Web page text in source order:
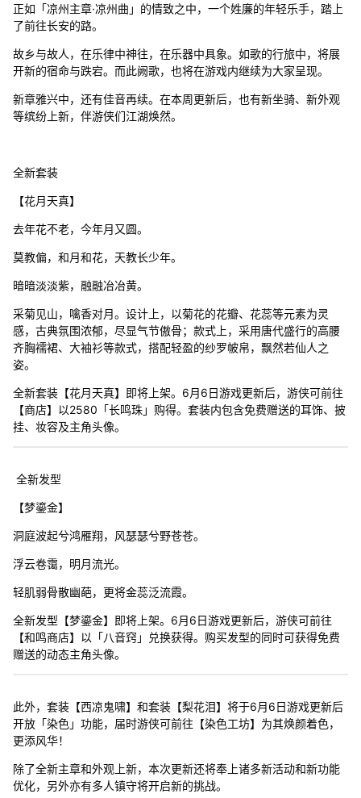
正如「凉州主章·凉州曲」的情致之中，一个姓廉的年轻乐手，踏上
了前往长安的路。
故乡与故人，在乐律中神往，在乐器中具象。如歌的行旅中，将展
开新的宿命与跌宕。而此阙歌，也将在游戏内继续为大家呈现。
新章雅兴中，还有佳音再续。在本周更新后，也有新坐骑、新外观
等缤纷上新，伴游侠们江湖焕然。
全新套装
【花月天真】
去年花不老，今年月又圆。
莫教偏，和月和花，天教长少年。
暗暗淡淡紫，融融冶冶黄。
采菊见山，噙香对月。设计上，以菊花的花瓣、花蕊等元素为灵
感，古典氛围浓郁，尽显气节傲骨；款式上，采用唐代盛行的高腰
齐胸襦裙、大袖衫等款式，搭配轻盈的纱罗帔帛，飘然若仙人之
姿。
全新套装【花月天真】即将上架。6月6日游戏更新后，游侠可前往
【商店】以2580「长鸣珠」购得。套装内包含免费赠送的耳饰、披
挂、妆容及主角头像。
全新发型
【梦鎏金】
洞庭波起兮鸿雁翔，风瑟瑟兮野苍苍。
浮云卷霭，明月流光。
轻肌弱骨散幽葩，更将金蕊泛流霞。
全新发型【梦鎏金】即将上架。6月6日游戏更新后，游侠可前往
【和鸣商店】以「八音窍」兑换获得。购买发型的同时可获得免费
赠送的动态主角头像。
此外，套装【西凉鬼啸】和套装【梨花泪】将于6月6日游戏更新后
开放「染色」功能，届时游侠可前往【染色工坊】为其焕颜着色，
更添风华！
除了全新主章和外观上新，本次更新还将奉上诸多新活动和新功能
优化，另外亦有多人镇守将开启新的挑战。